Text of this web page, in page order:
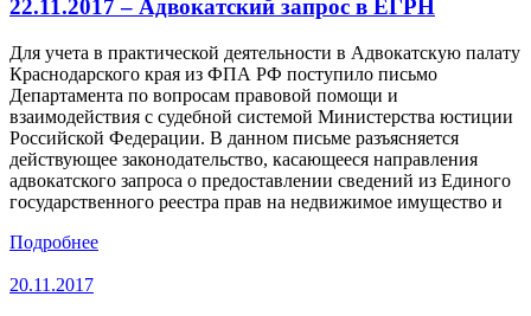
22.11.2017 – Адвокатский запрос в ЕГРН
Для учета в практической деятельности в Адвокатскую палату
Краснодарского края из ФПА РФ поступило письмо
Департамента по вопросам правовой помощи и
взаимодействия с судебной системой Министерства юстиции
Российской Федерации. В данном письме разъясняется
действующее законодательство, касающееся направления
адвокатского запроса о предоставлении сведений из Единого
государственного реестра прав на недвижимое имущество и
Подробнее
20.11.2017